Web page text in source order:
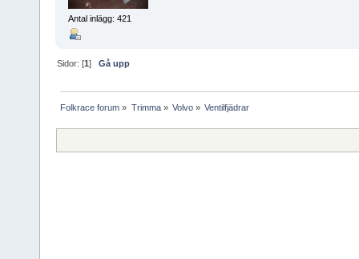
Antal inlägg: 421
Sidor: [1]Gå upp
Folkrace forum » Trimma» Volvo» Ventilfjädrar